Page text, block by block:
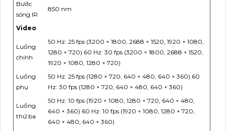
Bước
sóng IR
850 nm
Video
Luồng
chính
50 Hz: 25 fps (3200 × 1800, 2688 × 1520, 1920 × 1080,
1280 × 720) 60 Hz: 30 fps (3200 × 1800, 2688 × 1520,
1920 × 1080, 1280 × 720)
Luồng
phụ
50 Hz: 25 fps (1280 × 720, 640 × 480, 640 × 360) 60
Hz: 30 fps (1280 × 720, 640 × 480, 640 × 360)
Luồng
thứ ba
50 Hz: 10 fps (1920 × 1080, 1280 × 720, 640 × 480,
640 × 360) 60 Hz: 10 fps (1920 × 1080, 1280 × 720,
640 × 480, 640 × 360)